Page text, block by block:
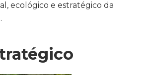
ecológico e estratégico da